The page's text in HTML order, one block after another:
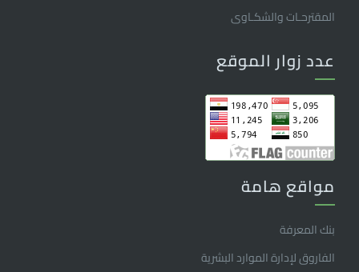
المقترحـات والشكـاوى
عدد زوار الموقع
مواقع هامة
بنك المعرفة
الفاروق ﻹدارة الموارد البشرية